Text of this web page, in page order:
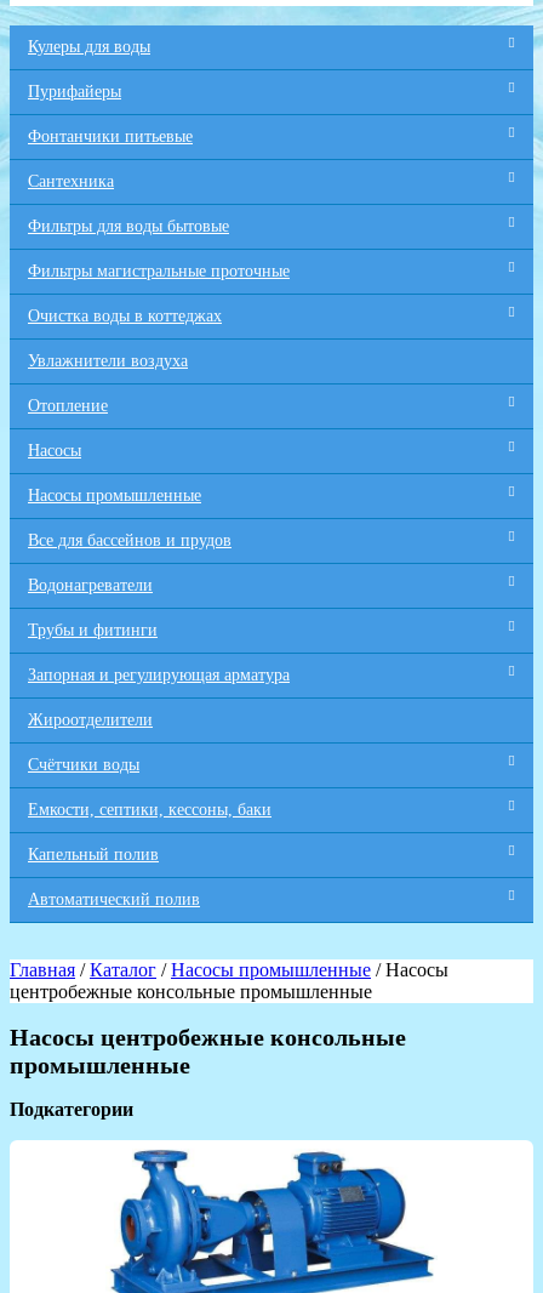
Кулеры для воды
Пурифайеры
Фонтанчики питьевые
Сантехника
Фильтры для воды бытовые
Фильтры магистральные проточные
Очистка воды в коттеджах
Увлажнители воздуха
Отопление
Насосы
Насосы промышленные
Все для бaссейнов и прудов
Водонагреватели
Трубы и фитинги
Запорная и регулирующая арматура
Жироотделители
Счётчики воды
Емкости, септики, кессоны, баки
Капельный полив
Автоматический полив
Главная /Каталог /Насосы промышленные / Насосы
центробежные консольные промышленные
Насосы центробежные консольные
промышленные
Подкатегории